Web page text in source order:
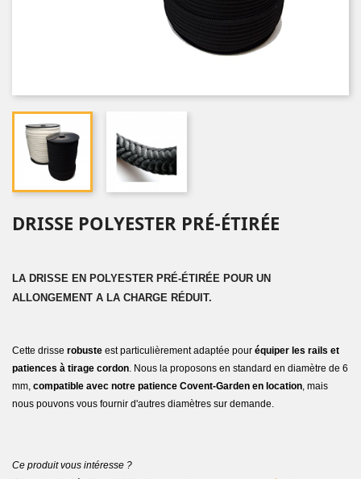
DRISSE POLYESTER PRÉ-ÉTIRÉE
LA DRISSE EN POLYESTER PRÉ-ÉTIRÉE POUR UN
ALLONGEMENT A LA CHARGE RÉDUIT.
Cette drisse robuste est particulièrement adaptée pour équiper les rails et
patiences à tirage cordon. Nous la proposons en standard en diamètre de 6
mm, compatible avec notre patience Covent-Garden en location, mais
nous pouvons vous fournir d'autres diamètres sur demande.
Ce produit vous intéresse ?